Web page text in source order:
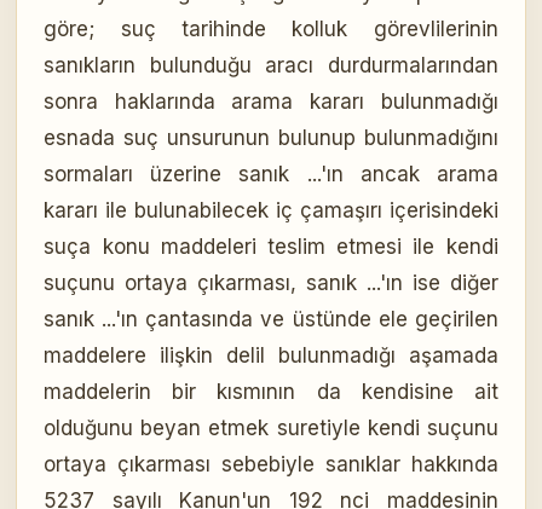
göre; suç tarihinde kolluk görevlilerinin
sanıkların bulunduğu aracı durdurmalarından
sonra haklarında arama kararı bulunmadığı
esnada suç unsurunun bulunup bulunmadığını
sormaları üzerine sanık ...'ın ancak arama
kararı ile bulunabilecek iç çamaşırı içerisindeki
suça konu maddeleri teslim etmesi ile kendi
suçunu ortaya çıkarması, sanık ...'ın ise diğer
sanık ...'ın çantasında ve üstünde ele geçirilen
maddelere ilişkin delil bulunmadığı aşamada
maddelerin bir kısmının da kendisine ait
olduğunu beyan etmek suretiyle kendi suçunu
ortaya çıkarması sebebiyle sanıklar hakkında
5237 sayılı Kanun'un 192 nci maddesinin